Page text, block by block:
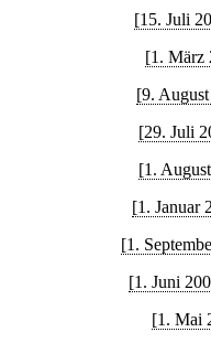
[15. Juli
[1. März
[9.
[29. Juli
[1.
[1. Januar
[1.
[1. Juni
[1. Mai